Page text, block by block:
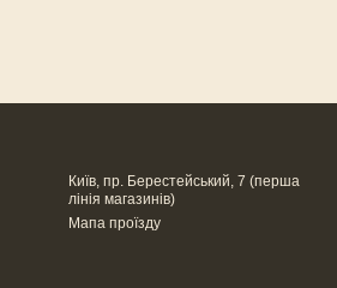
Київ, пр. Берестейський, 7 (перша
лінія магазинів)
Мапа проїзду